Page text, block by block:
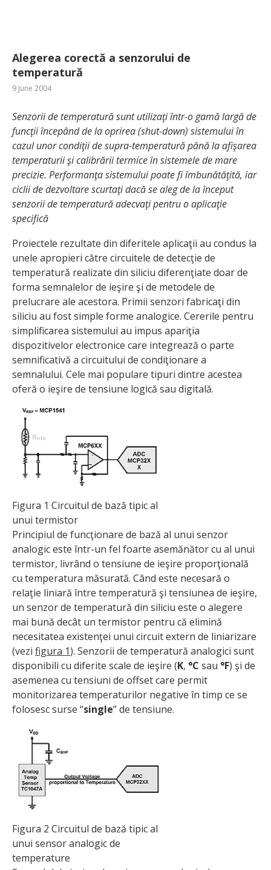
Alegerea corectă a senzorului de
temperatură
9 June 2004
Senzorii de temperatură sunt utilizaţi într-o gamă largă de
funcţii începând de la oprirea (shut-down) sistemului în
cazul unor condiţii de supra-temperatură până la afişarea
temperaturii şi calibrării termice în sistemele de mare
precizie. Performanţa sistemului poate fi îmbunătăţită, iar
ciclii de dezvoltare scurtaţi dacă se aleg de la început
senzorii de temperatură adecvaţi pentru o aplicaţie
specifică
Proiectele rezultate din diferitele aplicaţii au condus la
unele apropieri către circuitele de detecţie de
temperatură realizate din siliciu diferenţiate doar de
forma semnalelor de ieşire şi de metodele de
prelucrare ale acestora. Primii senzori fabricaţi din
siliciu au fost simple forme analogice. Cererile pentru
simplificarea sistemului au impus apariţia
dispozitivelor electronice care integrează o parte
semnificativă a circuitului de condiţionare a
semnalului. Cele mai populare tipuri dintre acestea
oferă o ieşire de tensiune logică sau digitală.
Figura 1 Circuitul de bază tipic al
unui termistor
Principiul de funcţionare de bază al unui senzor
analogic este într-un fel foarte asemănător cu al unui
termistor, livrând o tensiune de ieşire proporţională
cu temperatura măsurată. Când este necesară o
relaţie liniară între temperatură şi tensiunea de ieşire,
un senzor de temperatură din siliciu este o alegere
mai bună decât un termistor pentru că elimină
necesitatea existenţei unui circuit extern de liniarizare
(vezi figura 1). Senzorii de temperatură analogici sunt
disponibili cu diferite scale de ieşire (K, °C sau °F) şi de
asemenea cu tensiuni de offset care permit
monitorizarea temperaturilor negative în timp ce se
folosesc surse “single” de tensiune.
Figura 2 Circuitul de bază tipic al
unui sensor analogic de
temperature